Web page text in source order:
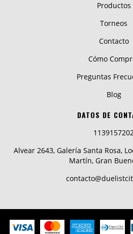
Productos
Torneos
Contacto
Cómo
Preguntas
Blog
DATOS DE
Alvear 2643, Galería Santa Rosa,
Martín, Gran